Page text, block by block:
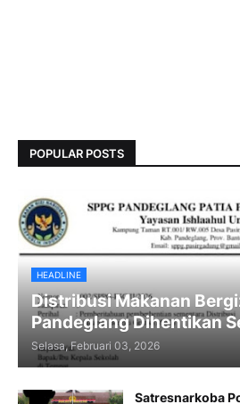
POPULAR POSTS
HEADLINE
Distribusi Makanan
Pandeglang Dihentikan
Selasa, Februari 03, 2026
Satresnarkoba